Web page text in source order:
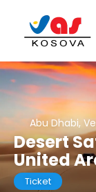
Abu Dhabi,
Desert
United
Ticket